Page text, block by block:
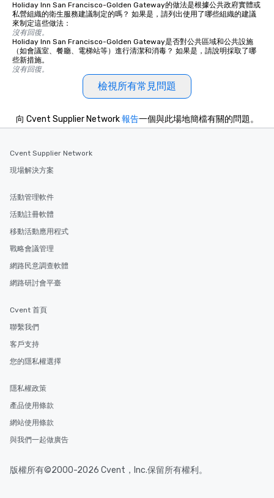
Holiday Inn San Francisco-Golden Gateway的做法是根據公共政府實體或
私營組織的衛生服務建議制定的嗎？ 如果是，請列出使用了哪些組織的建議
來制定這些做法：
沒有回復。
Holiday Inn San Francisco-Golden Gateway是否對公共區域和公共設施
（如會議室、餐廳、電梯站等）進行清潔和消毒？ 如果是，請說明採取了哪
些新措施。
沒有回復。
檢視所有常見問題
向 Cvent Supplier Network報告一個與此場地簡檔有關的問題。
Cvent Supplier Network
現場解決方案
活動管理軟件
活動註冊軟體
移動活動應用程式
戰略會議管理
網路民意調查軟體
網路研討會平臺
Cvent 首頁
聯繫我們
客戶支持
您的隱私權選擇
隱私權政策
產品使用條款
網站使用條款
與我們一起做廣告
版權所有©2000-2026 Cvent，Inc.保留所有權利。